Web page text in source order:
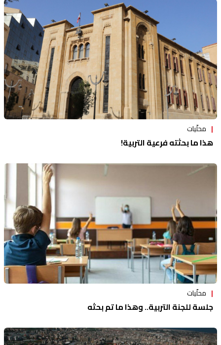
محلّيات
هذا ما بحثته فرعية التربية!
محلّيات
جلسة للجنة التربية.. وهذا ما تم بحثه